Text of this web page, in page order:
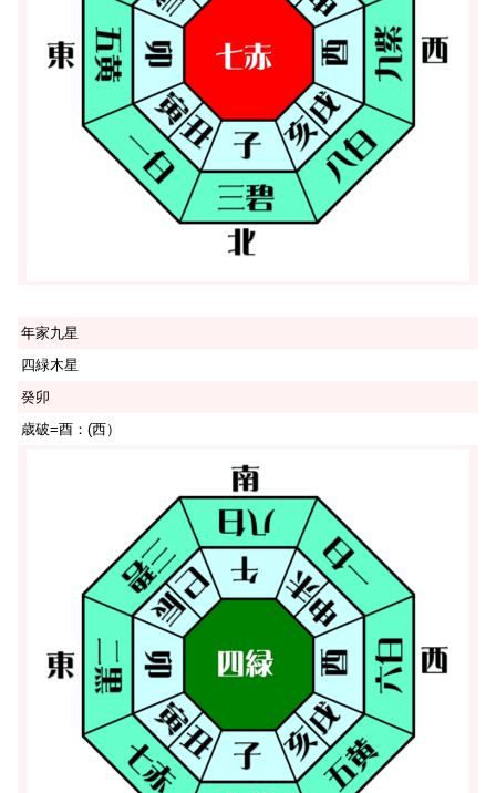
年家九星
四緑木星
癸卯
歳破=酉：(西）